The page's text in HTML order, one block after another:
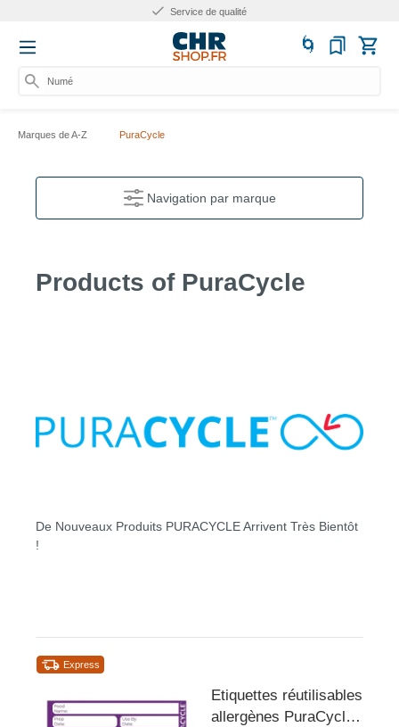
Service de qualité
Numér
Marques de A-Z PuraCycle
Navigation par marque
Products of PuraCycle
De Nouveaux Produits PURACYCLE Arrivent Très Bientôt
!
Express
Etiquettes réutilisables
allergènes PuraCycle